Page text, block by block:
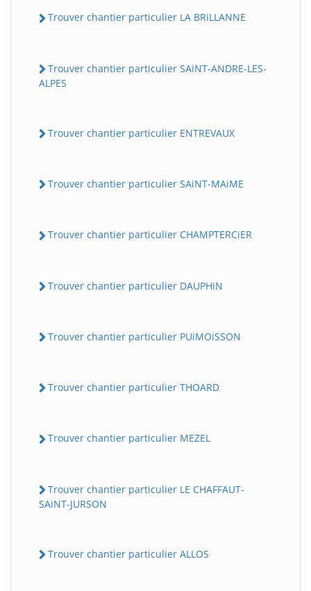
Trouver chantier particulier LA BRiLLANNE
Trouver chantier particulier SAiNT-ANDRE-LES-
ALPES
Trouver chantier particulier ENTREVAUX
Trouver chantier particulier SAiNT-MAiME
Trouver chantier particulier CHAMPTERCiER
Trouver chantier particulier DAUPHiN
Trouver chantier particulier PUiMOiSSON
Trouver chantier particulier THOARD
Trouver chantier particulier MEZEL
Trouver chantier particulier LE CHAFFAUT-
SAiNT-JURSON
Trouver chantier particulier ALLOS